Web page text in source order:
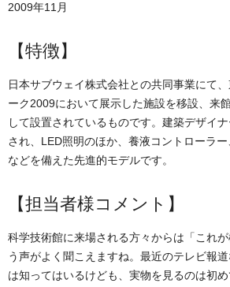
2009年11月
【特徴】
日本サブウェイ株式会社との共同事業にて
ーク2009において展示した施設を移設、来
して設置されているものです。建築デザイ
され、LED照明のほか、養液コントローラ
などを備えた先進的モデルです。
【担当者様コメント】
科学技術館に来場される方々からは「これ
う声がよく聞こえますね。最近のテレビ報
は知ってはいるけども、実物を見るのは初